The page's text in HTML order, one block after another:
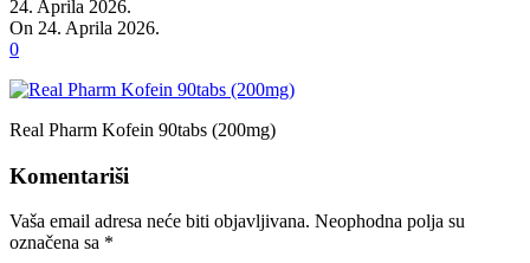
24. Aprila 2026.
On 24. Aprila 2026.
0
Real Pharm Kofein 90tabs (200mg)
Komentariši
Vaša email adresa neće biti objavljivana. Neophodna polja su
označena sa *